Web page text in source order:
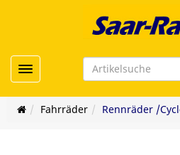
Toggle navigation
Fahrräder Rennräder /